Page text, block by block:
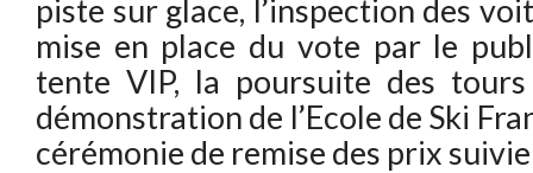
piste sur glace, l’inspection des
mise en place du vote par le
tente VIP, la poursuite des
démonstration de l’Ecole de Ski
cérémonie de remise des prix